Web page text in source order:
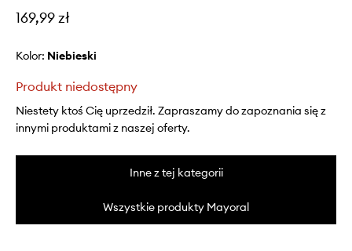
169,99 zł
Kolor: niebieski
Produkt niedostępny
Niestety ktoś Cię uprzedził. Zapraszamy do zapoznania się z
innymi produktami z naszej oferty.
Inne z tej kategorii
Wszystkie produkty Mayoral